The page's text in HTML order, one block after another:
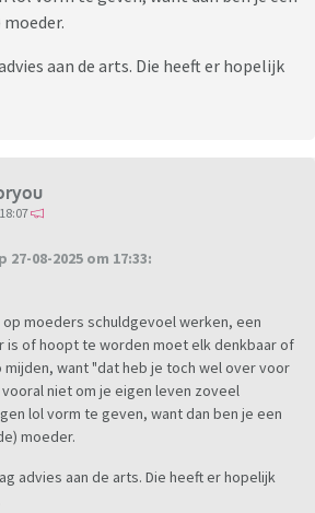
aan de arts. Die heeft er hopelijk
08-2025 om 17:33:
op moeders schuldgevoel werken, een
is of hoopt te worden moet elk denkbaar of
want "dat heb je toch wel over voor
niet om je eigen leven zoveel
lol vorm te geven, want dan ben je een
moeder.
advies aan de arts. Die heeft er hopelijk